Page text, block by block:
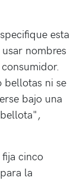
esta
nombres
bellotas ni se
bajo una
fija cinco
la